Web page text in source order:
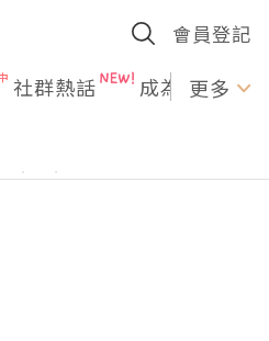
會員登記
社群熱話 成為U更多